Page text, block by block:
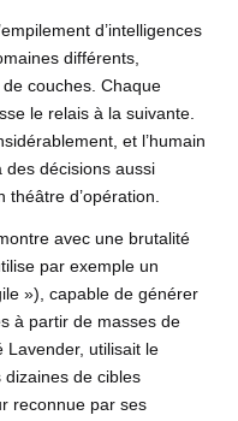
d’intelligences
différents,
couches. Chaque
le relais à la suivante.
et l’humain
des décisions aussi
d’opération.
avec une brutalité
par exemple un
»), capable de générer
à partir de masses de
Lavender, utilisait le
de cibles
reconnue par ses